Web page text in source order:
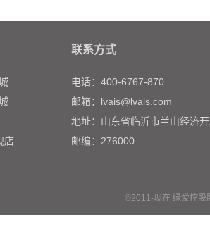
店
联系方式
电话：400-6767-870
邮箱：lvais@lvais.com
地址：山东省临沂市兰山经济
邮编：276000
©2011-现在 绿爱控股